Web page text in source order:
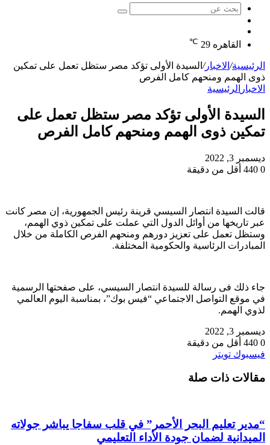
بحث
عشوائي
القاهره 29
℃
الرئيسية/ الاخبار/ السيدة الأولى تؤكد مصر ستظل تعمل على تمكين
ذوى الهمم ومنحهم كامل الفرص
الاخبار الرئيسية
السيدة الأولى تؤكد مصر ستظل تعمل على
تمكين ذوى الهمم ومنحهم كامل الفرص
ديسمبر 3, 2022
0
أقل من دقيقة
قالت السيدة انتصار السيسي قرينة رئيس الجمهورية، إن مصر كانت
عبر تاريخها من أوائل الدول التي عملت على تمكين ذوي الهمم،
وستظل تعمل على تعزيز دورهم ومنحهم الفرص الكاملة من خلال
المبادرات الرئاسية والحكومية المختلفة.
جاء ذلك فى رسالة للسيدة انتصار السيسي، على صفحتها الرسمية
في موقع التواصل الاجتماعي “فيس بوك”، بمناسبة اليوم العالمي
لذوي الهمم.
ديسمبر 3, 2022
0
أقل من دقيقة
فيسبوك تويتر
البريد
مقالات ذات صلة
“مدير تعليم البحر الأحمر” في قلب سفاجا يباشر جولاته
الميدانية لضمان جودة الأداء التعليمي